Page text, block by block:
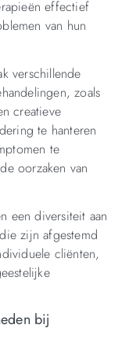
effectief
van hun
verschillende
zoals
creatieve
te hanteren
te
oorzaken van
een diversiteit aan
zijn afgestemd
cliënten,
bij